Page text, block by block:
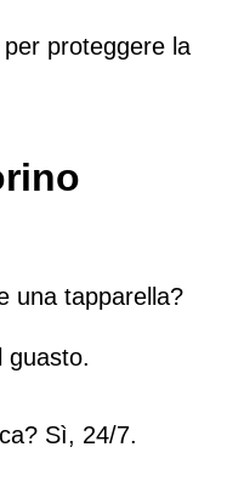
proteggere la
una tapparella?
guasto.
Sì, 24/7.